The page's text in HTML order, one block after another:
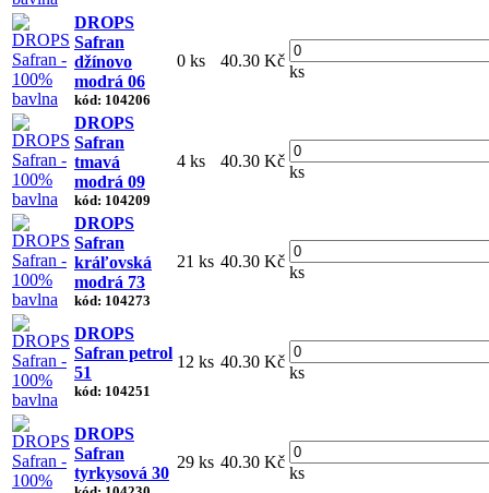
DROPS
Safran
džínovo
modrá 06
kód: 104206
0 ks 40.30 Kč
ks
DROPS
Safran
tmavá
modrá 09
kód: 104209
4 ks 40.30 Kč
ks
DROPS
Safran
kráľovská
modrá 73
kód: 104273
21 ks 40.30 Kč
ks
DROPS
Safran petrol
51
kód: 104251
12 ks 40.30 Kč
ks
DROPS
Safran
tyrkysová 30
29 ks 40.30 Kč
ks